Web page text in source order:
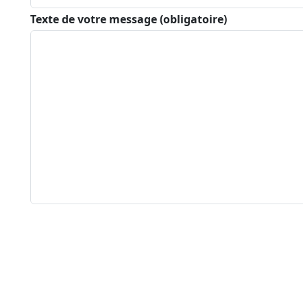
Texte de votre message (obligatoire)